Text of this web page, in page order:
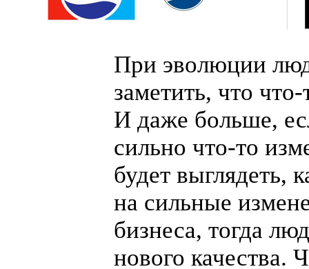
При эволюции
заметить, что что-
И даже больше,
сильно что-то
будет выглядеть,
на сильные
бизнеса, тогда
нового качества.